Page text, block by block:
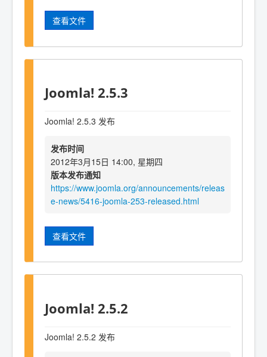
查看文件
Joomla! 2.5.3
Joomla! 2.5.3 发布
发布时间
2012年3月15日 14:00, 星期四
版本发布通知
https://www.joomla.org/announcements/releas
e-news/5416-joomla-253-released.html
查看文件
Joomla! 2.5.2
Joomla! 2.5.2 发布